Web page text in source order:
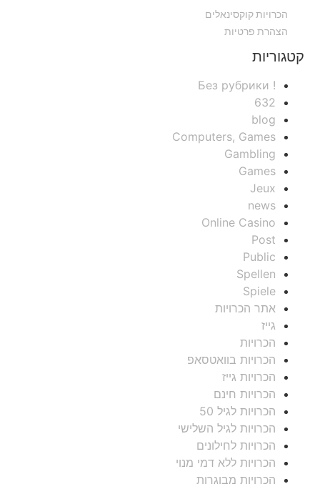
הכרויות קוקסינאלים
הצהרת פרטיות
קטגוריות
! Без рубрики
632
blog
Computers, Games
Gambling
Games
Jeux
news
Online Casino
Post
Public
Spellen
Spiele
אתר הכרויות
גייז
הכרויות
הכרויות בוואטסאפ
הכרויות גייז
הכרויות חינם
הכרויות לגיל 50
הכרויות לגיל השלישי
הכרויות לחילונים
הכרויות ללא דמי מנוי
הכרויות מבוגרות